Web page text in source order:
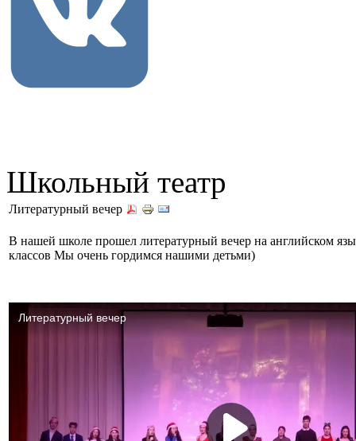
Школьный театр
Литературный вечер
В нашей школе прошел литературный вечер на английском
классов Мы очень гордимся нашими детьми)